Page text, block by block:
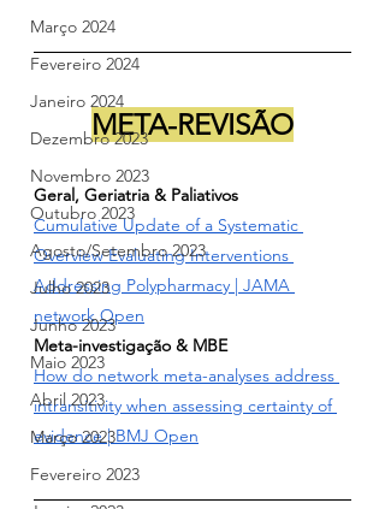
Março 2024
Fevereiro 2024
Janeiro 2024
Dezembro 2023
Novembro 2023
Outubro 2023
Agosto/Setembro 2023
Julho 2023
Junho 2023
Maio 2023
Abril 2023
Março 2023
Fevereiro 2023
META-REVISÃO
Geral, Geriatria & Paliativos
Cumulative Update of a Systematic
Overview Evaluating Interventions
Addressing Polypharmacy | JAMA
network Open
Meta-investigação & MBE
How do network meta-analyses address
intransitivity when assessing certainty of
evidence | BMJ Open